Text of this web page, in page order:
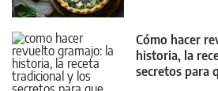
Cómo hacer
historia, la
secretos para